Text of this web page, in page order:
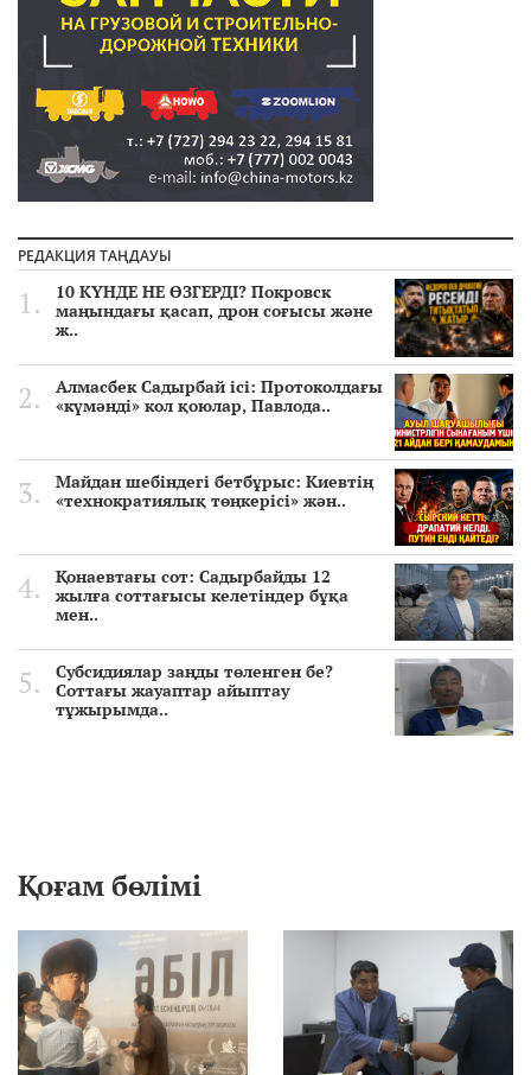
РЕДАКЦИЯ ТАҢДАУЫ
10 КҮНДЕ НЕ ӨЗГЕРДІ? Покровск
маңындағы қасап, дрон соғысы және
ж..
Алмасбек Садырбай ісі: Протоколдағы
«күмәнді» кол қоюлар, Павлода..
Майдан шебіндегі бетбұрыс: Киевтің
«технократиялық төңкерісі» жән..
Қонаевтағы сот: Садырбайды 12
жылға соттағысы келетіндер бұқа
мен..
Субсидиялар заңды төленген бе?
Соттағы жауаптар айыптау
тұжырымда..
Қоғам бөлімі